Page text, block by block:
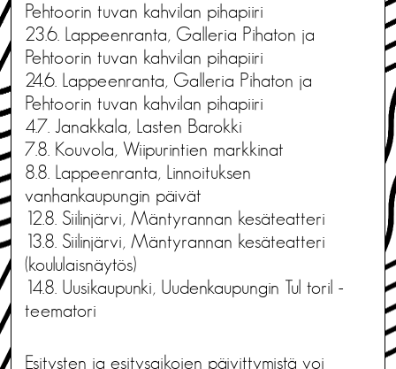
Pehtoorin tuvan kahvilan pihapiiri
23.6. Lappeenranta, Galleria Pihaton ja
Pehtoorin tuvan kahvilan pihapiiri
24.6. Lappeenranta, Galleria Pihaton ja
Pehtoorin tuvan kahvilan pihapiiri
4.7. Janakkala, Lasten Barokki
7.8. Kouvola, Wiipurintien markkinat
8.8. Lappeenranta, Linnoituksen
vanhankaupungin päivät
12.8. Siilinjärvi, Mäntyrannan kesäteatteri
13.8. Siilinjärvi, Mäntyrannan kesäteatteri
(koululaisnäytös)
14.8. Uusikaupunki, Uudenkaupungin Tul toril -
teematori
Esitysten ja esitysaikojen päivittymistä voi